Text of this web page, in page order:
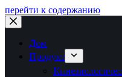
перейти к содержанию
Дом
Продукт